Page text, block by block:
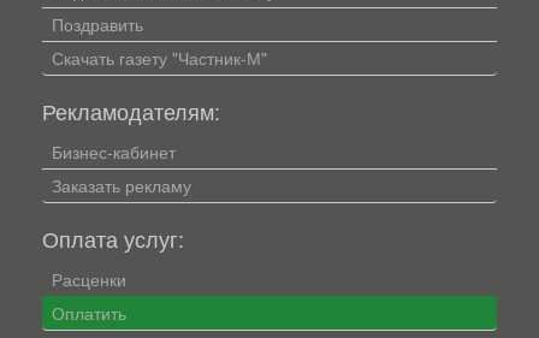
Поздравить
Скачать газету "Частник-М"
Рекламодателям:
Бизнес-кабинет
Заказать рекламу
Оплата услуг:
Расценки
Оплатить